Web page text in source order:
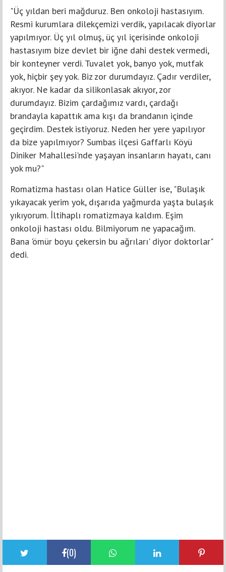
"Üç yıldan beri mağduruz. Ben onkoloji hastasıyım.
Resmi kurumlara dilekçemizi verdik, yapılacak diyorlar
yapılmıyor. Üç yıl olmuş, üç yıl içerisinde onkoloji
hastasıyım bize devlet bir iğne dahi destek vermedi,
bir konteyner verdi. Tuvalet yok, banyo yok, mutfak
yok, hiçbir şey yok. Biz zor durumdayız. Çadır verdiler,
akıyor. Ne kadar da silikonlasak akıyor, zor
durumdayız. Bizim çardağımız vardı, çardağı
brandayla kapattık ama kışı da brandanın içinde
geçirdim. Destek istiyoruz. Neden her yere yapılıyor
da bize yapılmıyor? Sumbas ilçesi Gaffarlı Köyü
Diniker Mahallesi'nde yaşayan insanların hayatı, canı
yok mu?"
Romatizma hastası olan Hatice Güller ise, "Bulaşık
yıkayacak yerim yok, dışarıda yağmurda yaşta bulaşık
yıkıyorum. İltihaplı romatizmaya kaldım. Eşim
onkoloji hastası oldu. Bilmiyorum ne yapacağım.
Bana 'ömür boyu çekersin bu ağrıları' diyor doktorlar"
dedi.
(0)